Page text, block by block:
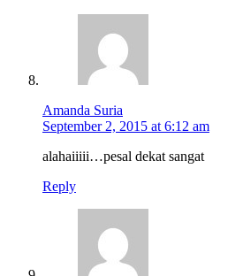
Amanda Suria
September 2, 2015 at 6:12 am
alahaiiiii…pesal dekat sangat
Reply